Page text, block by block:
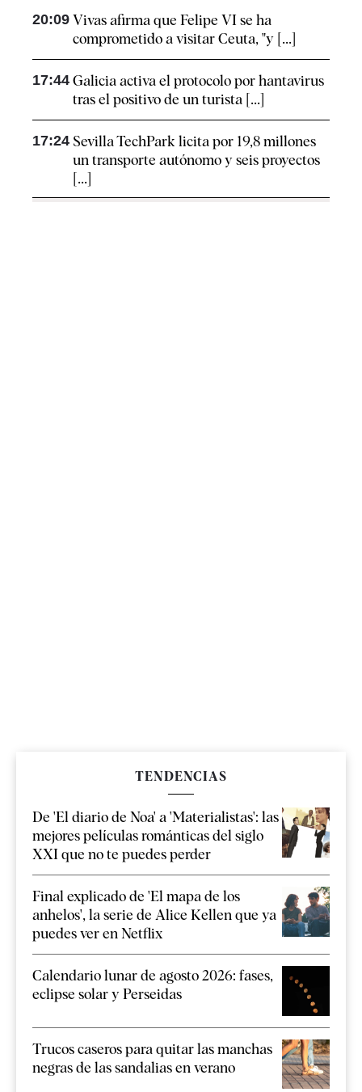
20:09 Vivas afirma que Felipe VI se ha
comprometido a visitar Ceuta, "y [...]
17:44 Galicia activa el protocolo por hantavirus
tras el positivo de un turista [...]
17:24 Sevilla TechPark licita por 19,8 millones
un transporte autónomo y seis proyectos
[...]
TENDENCIAS
De 'El diario de Noa' a 'Materialistas': las
mejores películas románticas del siglo
XXI que no te puedes perder
Final explicado de 'El mapa de los
anhelos', la serie de Alice Kellen que ya
puedes ver en Netflix
Calendario lunar de agosto 2026: fases,
eclipse solar y Perseidas
Trucos caseros para quitar las manchas
negras de las sandalias en verano